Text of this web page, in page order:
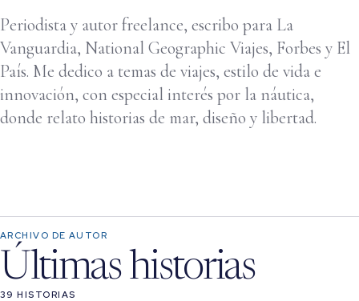
Periodista y autor freelance, escribo para La
Vanguardia, National Geographic Viajes, Forbes y El
País. Me dedico a temas de viajes, estilo de vida e
innovación, con especial interés por la náutica,
donde relato historias de mar, diseño y libertad.
ARCHIVO DE AUTOR
Últimas historias
39 HISTORIAS